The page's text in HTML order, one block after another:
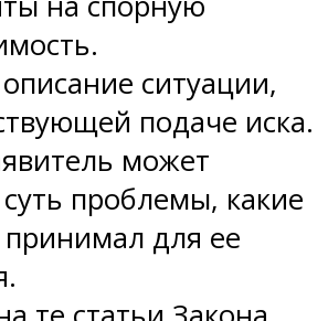
ситуации,
подаче иска.
может
проблемы, какие
для ее